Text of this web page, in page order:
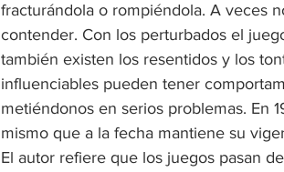
fracturándola o rompiéndola. A veces
contender. Con los perturbados el
también existen los resentidos y los
influenciables pueden tener
metiéndonos en serios problemas. En
mismo que a la fecha mantiene su
El autor refiere que los juegos pasan